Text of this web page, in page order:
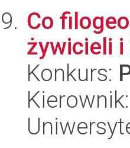
Co
żywicieli i
Konkurs: